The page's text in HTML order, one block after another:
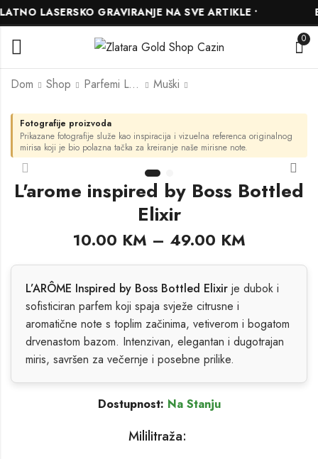
LASERSKO GRAVIRANJE NA SVE ARTIKLE •
0
Dom Shop Parfemi L'ARÔME Muški
Luna Rossa Carbon
10.00KM –
Bois Pacifique
13.00KM –
Fotografije proizvoda
Prikazane fotografije služe kao inspiracija i vizuelna referenca originalnog
mirisa koji je bio polazna tačka za kreiranje naše mirisne note.
L'arome inspired by Boss Bottled
Elixir
10.00 KM – 49.00 KM
L’ARÔME Inspired by Boss Bottled Elixir je dubok i
sofisticiran parfem koji spaja svježe citrusne i
aromatične note s toplim začinima, vetiverom i bogatom
drvenastom bazom. Intenzivan, elegantan i dugotrajan
miris, savršen za večernje i posebne prilike.
Dostupnost: Na Stanju
Mililitraža: